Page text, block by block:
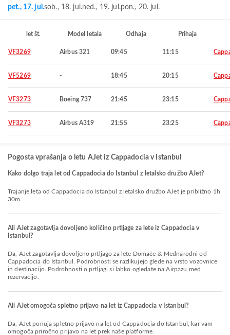
pet., 17. jul.sob., 18. jul.ned., 19. jul.pon., 20. jul.
let št. Model letala Odhaja Prihaja
VF3269 Airbus 321 09:45 11:15
VF5269 - 18:45 20:15
VF3273 Boeing 737 21:45 23:15
VF3273 Airbus A319 21:55 23:25
Pogosta vprašanja o letu AJet iz Cappadocia v Istanbul
Kako dolgo traja let od Cappadocia do Istanbul z letalsko družbo AJet?
Trajanje leta od Cappadocia do Istanbul z letalsko družbo AJet je približno 1h
30m.
Ali AJet zagotavlja dovoljeno količino prtljage za lete iz Cappadocia v
Istanbul?
Da, AJet zagotavlja dovoljeno prtljago za lete Domače & Mednarodni od
Cappadocia do Istanbul. Podrobnosti se razlikujejo glede na vrsto vozovnice
in destinacijo. Podrobnosti o prtljagi si lahko ogledate na Airpazu med
rezervacijo.
Ali AJet omogoča spletno prijavo na let iz Cappadocia v Istanbul?
Da, AJet ponuja spletno prijavo na let od Cappadocia do Istanbul, kar vam
omogoča priročno prijavo na let prek naše platforme.